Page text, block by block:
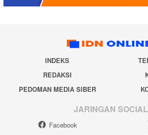
INDEKS
REDAKSI
PEDOMAN MEDIA SIBER
JARINGAN SOCIAL
Facebook